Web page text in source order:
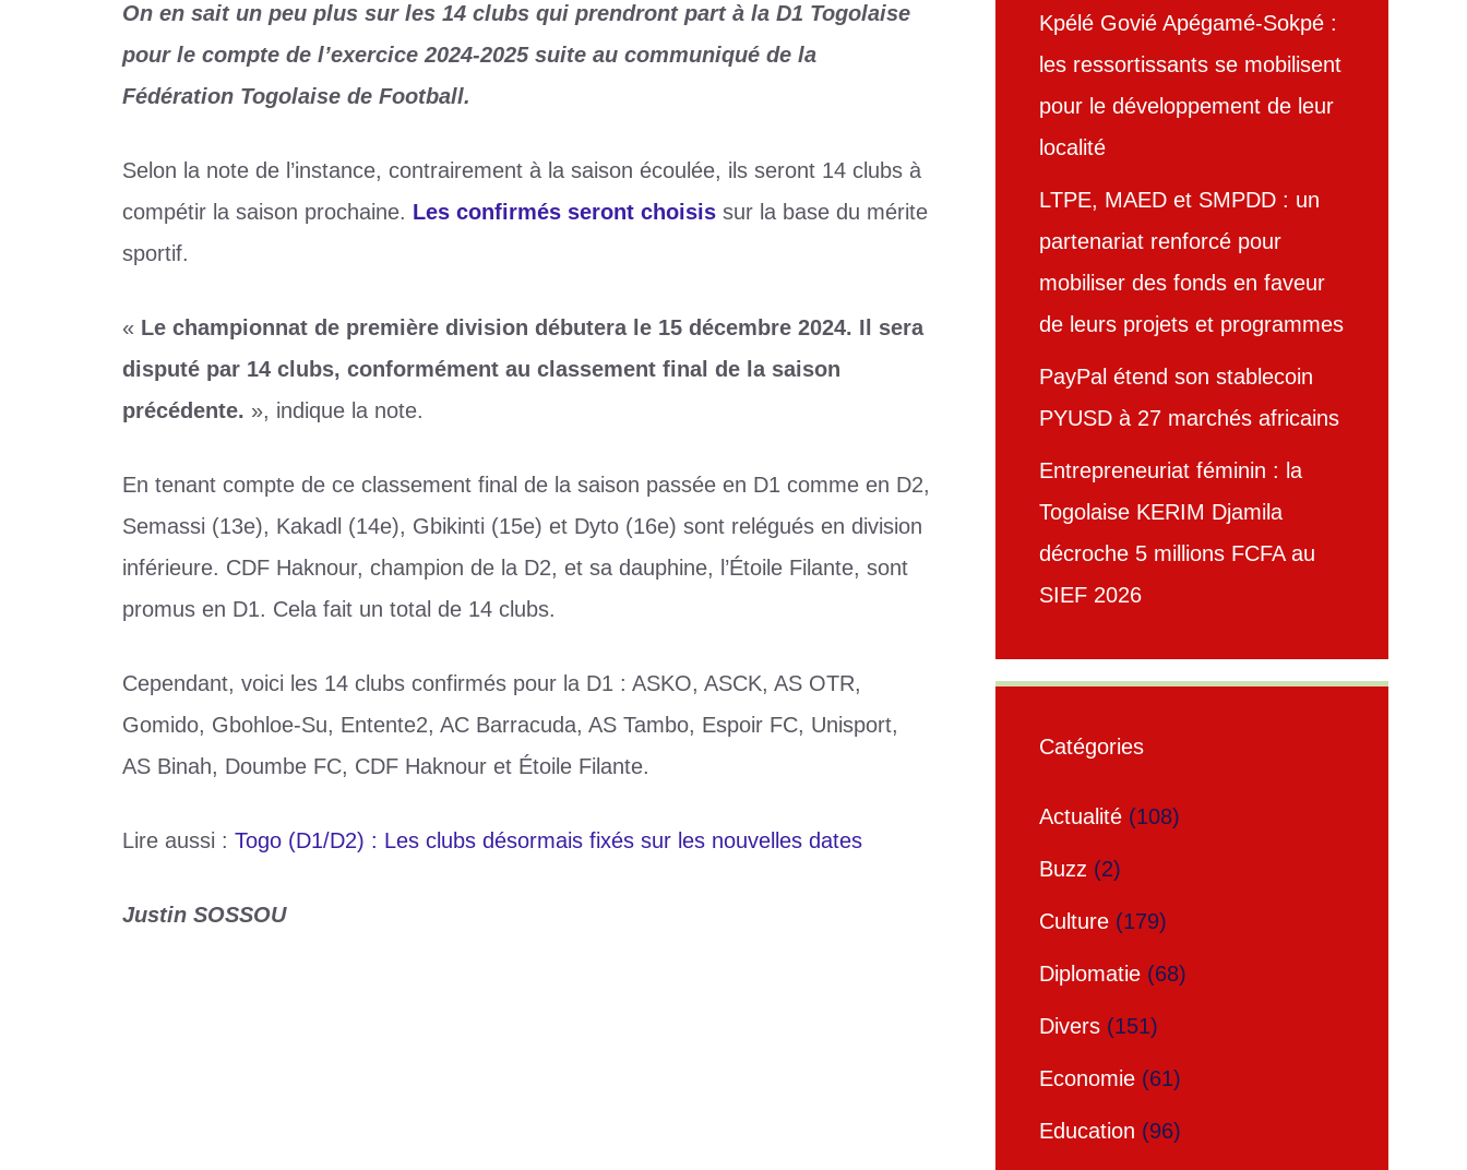
On en sait un peu plus sur les 14 clubs qui prendront part à la D1 Togolaise
pour le compte de l’exercice 2024-2025 suite au communiqué de la
Fédération Togolaise de Football.
Selon la note de l’instance, contrairement à la saison écoulée, ils seront 14 clubs à
compétir la saison prochaine. Les confirmés seront choisis sur la base du mérite
sportif.
« Le championnat de première division débutera le 15 décembre 2024. Il sera
disputé par 14 clubs, conformément au classement final de la saison
précédente. », indique la note.
En tenant compte de ce classement final de la saison passée en D1 comme en D2,
Semassi (13e), Kakadl (14e), Gbikinti (15e) et Dyto (16e) sont relégués en division
inférieure. CDF Haknour, champion de la D2, et sa dauphine, l’Étoile Filante, sont
promus en D1. Cela fait un total de 14 clubs.
Cependant, voici les 14 clubs confirmés pour la D1 : ASKO, ASCK, AS OTR,
Gomido, Gbohloe-Su, Entente2, AC Barracuda, AS Tambo, Espoir FC, Unisport,
AS Binah, Doumbe FC, CDF Haknour et Étoile Filante.
Lire aussi : Togo (D1/D2) : Les clubs désormais fixés sur les nouvelles dates
Justin SOSSOU
Kpélé Govié Apégamé-Sokpé :
les ressortissants se mobilisent
pour le développement de leur
localité
LTPE, MAED et SMPDD : un
partenariat renforcé pour
mobiliser des fonds en faveur
de leurs projets et programmes
PayPal étend son stablecoin
PYUSD à 27 marchés africains
Entrepreneuriat féminin : la
Togolaise KERIM Djamila
décroche 5 millions FCFA au
SIEF 2026
Catégories
Actualité (108)
Buzz (2)
Culture (179)
Diplomatie (68)
Divers (151)
Economie (61)
Education (96)